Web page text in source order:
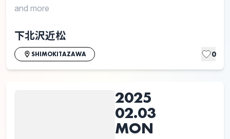
and more
下北沢近松
SHIMOKITAZAWA 0
2025
02.03
MON